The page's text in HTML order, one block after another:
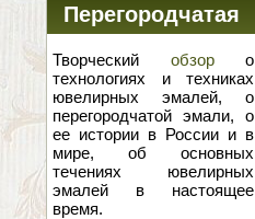
Перегородчатая
эмаль
Творческий обзоро
технологиях и техниках
ювелирных эмалей, о
перегородчатой эмали, о
ее истории в России и в
мире, об основных
течениях ювелирных
эмалей в настоящее
время.